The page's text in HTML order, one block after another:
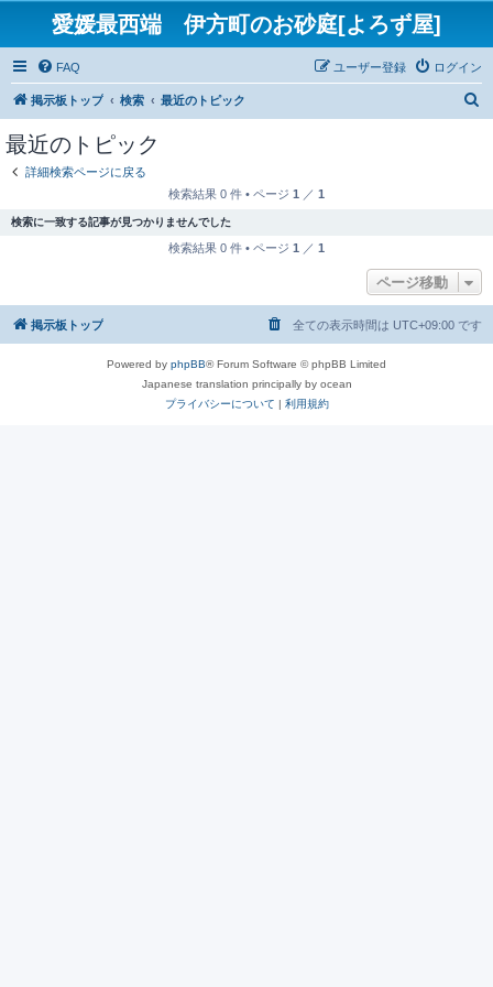
愛媛最西端 伊方町のお砂庭[よろず屋]
FAQ ログイン
ユーザー登録
掲示板トップ 検索 最近のトピック
最近のトピック
詳細検索ページに戻る
検索結果 0 件 • ページ 1 ／ 1
検索に一致する記事が見つかりませんでした
検索結果 0 件 • ページ 1 ／ 1
ページ移動
掲示板トップ 全ての表示時間は UTC+09:00 です
Powered by phpBB® Forum Software © phpBB Limited
Japanese translation principally by ocean
プライバシーについて | 利用規約